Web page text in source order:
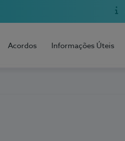
Acordos Informações Úteis